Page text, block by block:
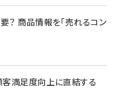
？ 商品情報を「売れるコン
客満足度向上に直結する